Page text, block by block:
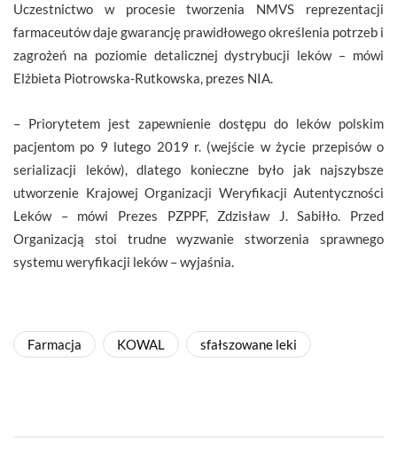
Uczestnictwo w procesie tworzenia NMVS reprezentacji
farmaceutów daje gwarancję prawidłowego określenia potrzeb i
zagrożeń na poziomie detalicznej dystrybucji leków – mówi
Elżbieta Piotrowska-Rutkowska, prezes NIA.
– Priorytetem jest zapewnienie dostępu do leków polskim
pacjentom po 9 lutego 2019 r. (wejście w życie przepisów o
serializacji leków), dlatego konieczne było jak najszybsze
utworzenie Krajowej Organizacji Weryfikacji Autentyczności
Leków – mówi Prezes PZPPF, Zdzisław J. Sabiłło. Przed
Organizacją stoi trudne wyzwanie stworzenia sprawnego
systemu weryfikacji leków – wyjaśnia.
Farmacja KOWAL sfałszowane leki